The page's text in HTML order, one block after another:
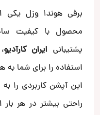
برقی هوندا وزل یکی
محصول با کیفیت
پشتیبانی ایران کارآدیو
استفاده را برای شما
این آپشن کاربردی را
راحتی بیشتر در هر